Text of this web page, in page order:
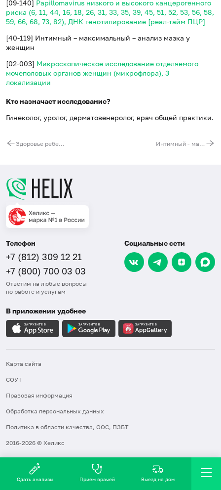
[09-140] Papillomavirus низкого и высокого канцерогенного
риска (6, 11, 44, 16, 18, 26, 31, 33, 35, 39, 45, 51, 52, 53, 56, 58,
59, 66, 68, 73, 82), ДНК генотипирование [реал-тайм ПЦР]
[40-119] Интимный – максимальный – анализ мазка у
женщин
[02-003] Микроскопическое исследование отделяемого
мочеполовых органов женщин (микрофлора), 3
локализации
Кто назначает исследование?
Гинеколог, уролог, дерматовенеролог, врач общей практики.
Здоровье ребенка - дошкольный Интимный - максимальный - анализ мазка у женщин
Телефон
+7 (812) 309 12 21
+7 (800) 700 03 03
Ответим на любые вопросы
по работе и услугам
Социальные сети
В приложении удобнее
Карта сайта
СОУТ
Правовая информация
Обработка персональных данных
Политика в области качества, ООС, ПЗБТ
2016-2026 © Хеликс
Сдать анализы Прием врачей Выезд на дом